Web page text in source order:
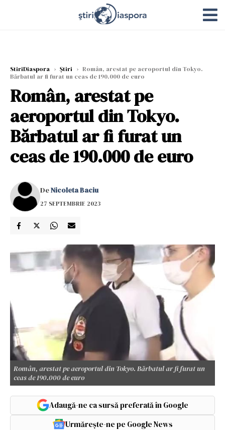
StiriDiaspora › Știri › Român, arestat pe aeroportul din Tokyo.
Bărbatul ar fi furat un ceas de 190.000 de euro
Român, arestat pe
aeroportul din Tokyo.
Bărbatul ar fi furat un
ceas de 190.000 de euro
DeNicoleta Baciu
27 SEPTEMBRIE 2023
Român, arestat pe aeroportul din Tokyo. Bărbatul ar fi furat un
ceas de 190.000 de euro
Adaugă-ne ca sursă preferată în Google
Urmărește-ne pe Google News